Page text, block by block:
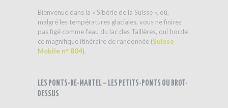
Bienvenue dans la « Sibérie de la Suisse », où,
malgré les températures glaciales, vous ne finirez
pas figé comme l’eau du lac des Taillères, qui borde
ce magnifique itinéraire de randonnée (Suisse
Mobile n° 804).
LES PONTS-DE-MARTEL – LES PETITS-PONTS OU BROT-
DESSUS